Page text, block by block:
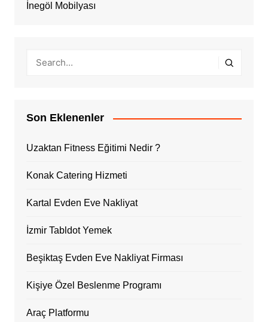
İnegöl Mobilyası
Son Eklenenler
Uzaktan Fitness Eğitimi Nedir ?
Konak Catering Hizmeti
Kartal Evden Eve Nakliyat
İzmir Tabldot Yemek
Beşiktaş Evden Eve Nakliyat Firması
Kişiye Özel Beslenme Programı
Araç Platformu